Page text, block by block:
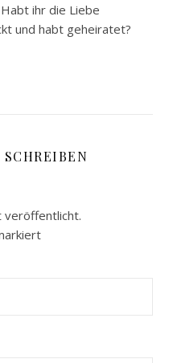
ihr die Liebe
und habt geheiratet?
veröffentlicht.